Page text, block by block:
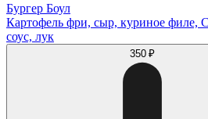
Бургер Боул
Картофель фри, сыр, куриное филе,
соус, лук
350 ₽